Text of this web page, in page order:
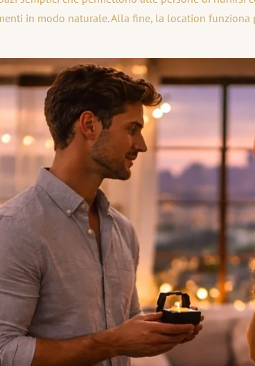
in modo naturale. Alla fine, la location